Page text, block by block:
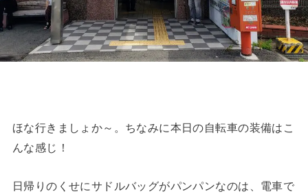
ほな行きましょか～。ちなみに本日の自転車の装備はこ
んな感じ！
日帰りのくせにサドルバッグがパンパンなのは、電車で